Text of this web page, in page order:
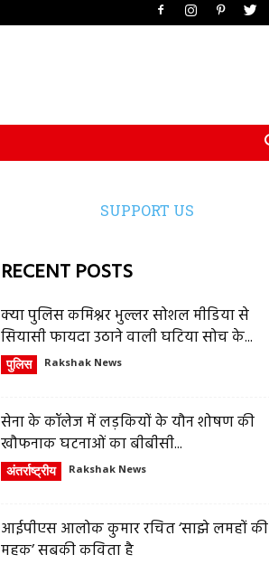
SUPPORT US
RECENT POSTS
क्या पुलिस कमिश्नर भुल्लर सोशल मीडिया से
सियासी फायदा उठाने वाली घटिया सोच के...
पुलिस Rakshak News
सेना के कॉलेज में लड़कियों के यौन शोषण की
खौफनाक घटनाओं का बीबीसी...
अंतर्राष्ट्रीय Rakshak News
आईपीएस आलोक कुमार रचित ‘साझे लमहों की
महक’ सबकी कविता है